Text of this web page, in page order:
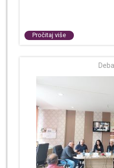
Pročitaj više